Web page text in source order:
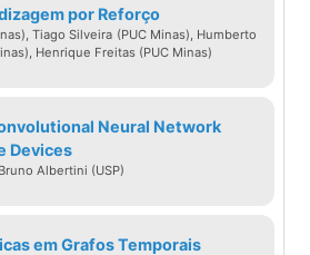
por Reforço
Tiago Silveira (PUC Minas), Humberto
Henrique Freitas (PUC Minas)
Neural Network
Devices
Albertini (USP)
em Grafos Temporais